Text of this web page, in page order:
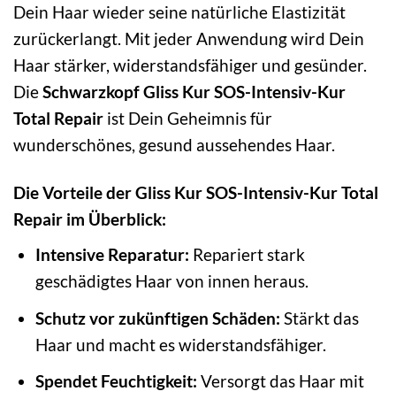
Dein Haar wieder seine natürliche Elastizität
zurückerlangt. Mit jeder Anwendung wird Dein
Haar stärker, widerstandsfähiger und gesünder.
DieSchwarzkopf Gliss Kur SOS-Intensiv-Kur
Total Repair ist Dein Geheimnis für
wunderschönes, gesund aussehendes Haar.
Die Vorteile der Gliss Kur SOS-Intensiv-Kur Total
Repair im Überblick:
Intensive Reparatur: Repariert stark
geschädigtes Haar von innen heraus.
Schutz vor zukünftigen Schäden: Stärkt das
Haar und macht es widerstandsfähiger.
Spendet Feuchtigkeit: Versorgt das Haar mit